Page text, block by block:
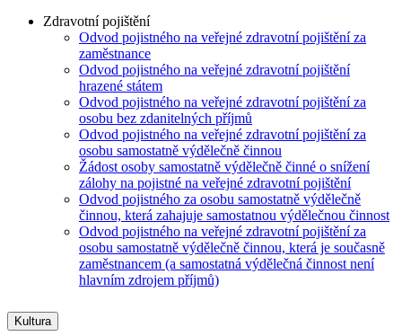
Zdravotní pojištění
Odvod pojistného na veřejné zdravotní pojištění za
zaměstnance
Odvod pojistného na veřejné zdravotní pojištění
hrazené státem
Odvod pojistného na veřejné zdravotní pojištění za
osobu bez zdanitelných příjmů
Odvod pojistného na veřejné zdravotní pojištění za
osobu samostatně výdělečně činnou
Žádost osoby samostatně výdělečně činné o snížení
zálohy na pojistné na veřejné zdravotní pojištění
Odvod pojistného za osobu samostatně výdělečně
činnou, která zahajuje samostatnou výdělečnou činnost
Odvod pojistného na veřejné zdravotní pojištění za
osobu samostatně výdělečně činnou, která je současně
zaměstnancem (a samostatná výdělečná činnost není
hlavním zdrojem příjmů)
Kultura